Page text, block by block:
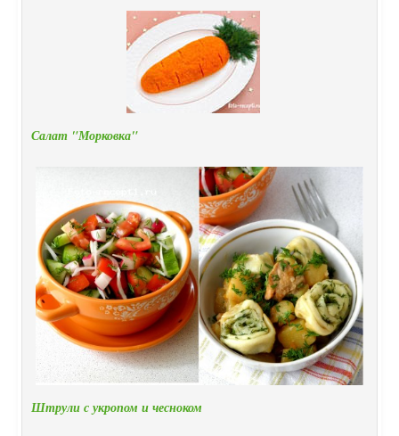
Салат "Морковка"
Штрули с укропом и чесноком